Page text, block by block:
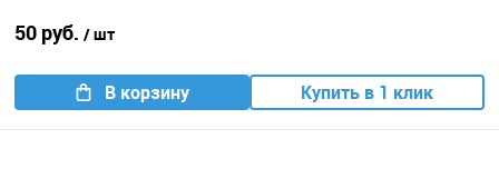
50 руб. / шт
В корзину Купить в 1 клик